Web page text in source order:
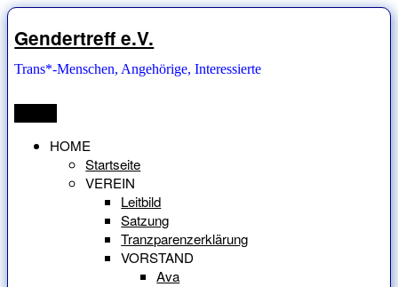
Zum
Inhalt
springen
Gendertreff e.V.
Trans*-Menschen, Angehörige, Interessierte
HOME
Startseite
VEREIN
Leitbild
Satzung
Tranzparenzerklärung
VORSTAND
Ava